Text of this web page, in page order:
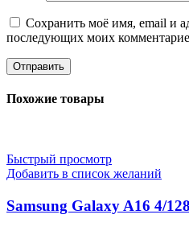
Сохранить моё имя, email и
последующих моих
Похожие товары
Быстрый просмотр
Добавить в список желаний
Samsung Galaxy A16 4/